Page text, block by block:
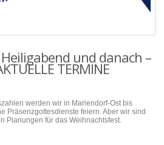
und danach –
TERMINE
werden wir in Mariendorf-Ost bis
Präsenzgottesdienste feiern. Aber wir sind
Planungen für das Weihnachtsfest.